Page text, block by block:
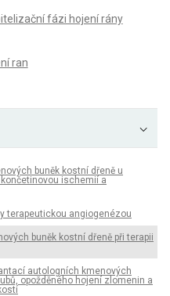
fázi hojení rány
ran
buněk kostní dřeně u
ischemií a
terapeutickou angiogenézou
buněk kostní dřeně při terapii
autologních kmenových
opožděného hojení zlomenin a